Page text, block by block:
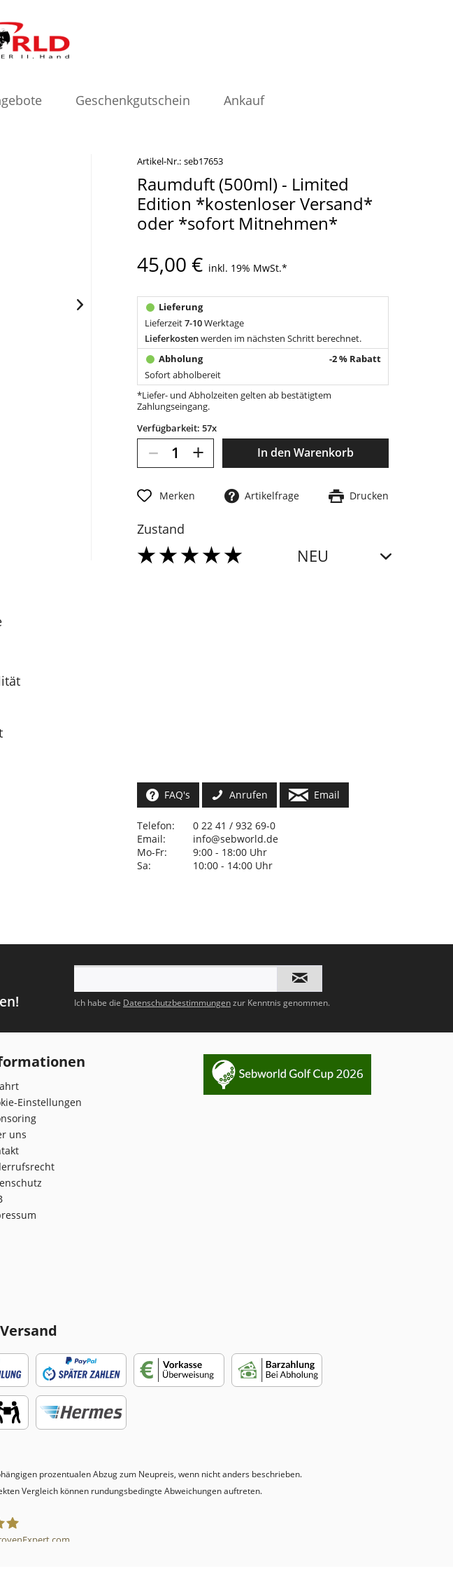
Geschenkgutschein Ankauf
Artikel-Nr.: seb17653
Raumduft (500ml) - Limited
Edition *kostenloser Versand*
oder *sofort Mitnehmen*
45,00 € inkl. 19% MwSt.*
Lieferzeit7-10Werktage
Lieferkostenwerden im nächsten Schritt berechnet.
-2 % Rabatt
Sofort abholbereit
*Liefer- und Abholzeiten gelten ab bestätigtem
Zahlungseingang.
Verfügbarkeit: 57x
– + In den Warenkorb
Merken Artikelfrage Drucken
Zustand
NEU
FAQ's Anrufen Email
Telefon:
0 22 41 / 932 69-0
Email:
info@sebworld.de
Mo-Fr:
9:00 - 18:00 Uhr
Sa:
10:00 - 14:00 Uhr
Ich habe die Datenschutzbestimmungenzur Kenntnis genommen.
Einstellungen
uns
prozentualen Abzug zum Neupreis, wenn nicht anders beschrieben.
Vergleich können rundungsbedingte Abweichungen auftreten.